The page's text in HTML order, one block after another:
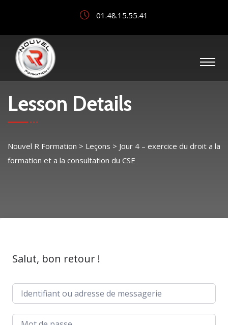
01.48.15.55.41
Lesson Details
Nouvel R Formation > Leçons > Jour 4 – exercice du droit a la
formation et a la consultation du CSE
Salut, bon retour !